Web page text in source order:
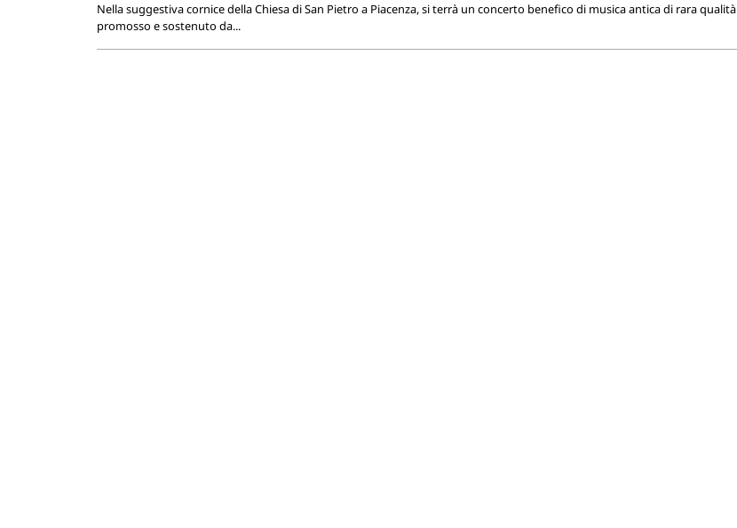
Nella suggestiva cornice della Chiesa di San Pietro a Piacenza, si terrà un concerto benefico di musica antica di rara qualità
promosso e sostenuto da...